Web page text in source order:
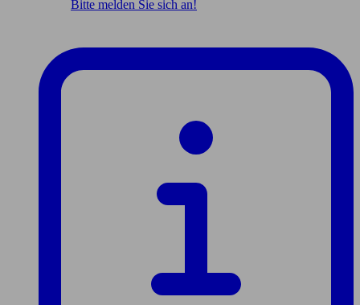
Bitte melden Sie sich an!